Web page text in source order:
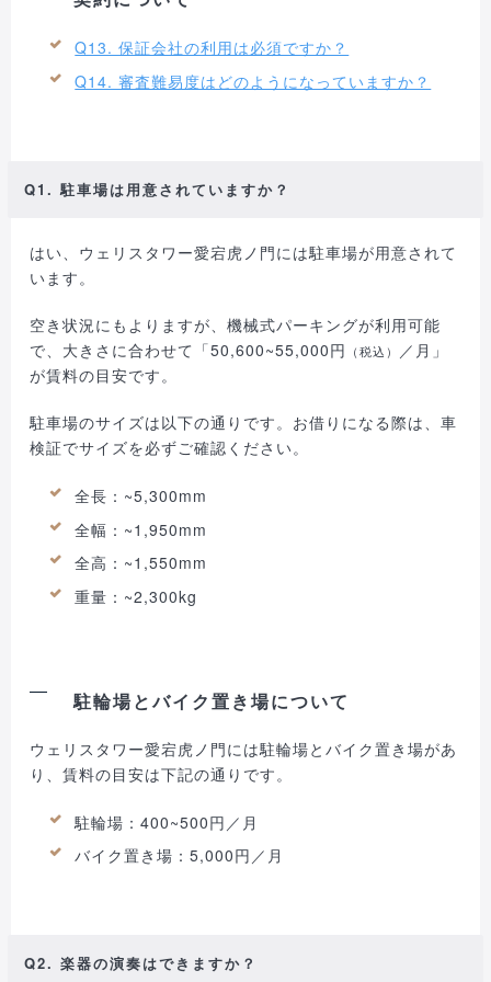
Q13. 保証会社の利用は必須ですか？
Q14. 審査難易度はどのようになっていますか？
Q1. 駐車場は用意されていますか？
はい、ウェリスタワー愛宕虎ノ門には駐車場が用意されて
います。
空き状況にもよりますが、機械式パーキングが利用可能
で、大きさに合わせて「50,600~55,000円 （税込）
／月」
が賃料の目安です。
駐車場のサイズは以下の通りです。お借りになる際は、車
検証でサイズを必ずご確認ください。
全長：~5,300mm
全幅：~1,950mm
全高：~1,550mm
重量：~2,300kg
駐輪場とバイク置き場について
ウェリスタワー愛宕虎ノ門には駐輪場とバイク置き場があ
り、賃料の目安は下記の通りです。
駐輪場：400~500円／月
バイク置き場：5,000円／月
Q2. 楽器の演奏はできますか？